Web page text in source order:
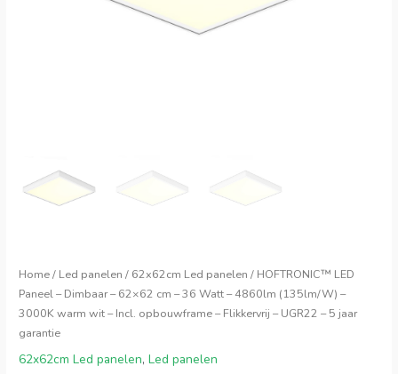
Home/ Led panelen / 62x62cm Led panelen / HOFTRONIC™ LED
Paneel – Dimbaar – 62×62 cm – 36 Watt – 4860lm (135lm/W) –
3000K warm wit – Incl. opbouwframe – Flikkervrij – UGR22 – 5 jaar
garantie
62x62cm Led panelen,Led panelen